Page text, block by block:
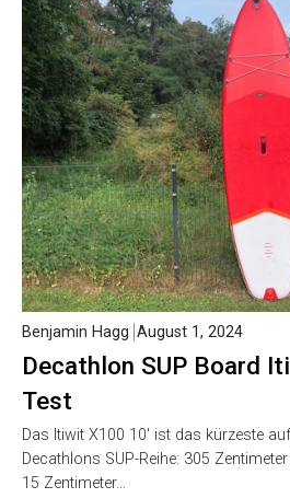
Decathlon SUP Board
Test
Benjamin Hagg August 1, 2024
Das Itiwit X100 10′ ist das kürzeste
Decathlons SUP-Reihe: 305
15 Zentimeter…